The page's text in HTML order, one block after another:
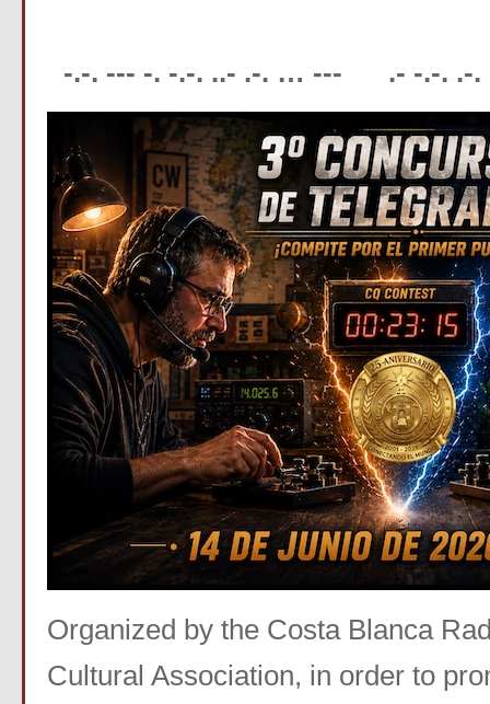
-.-. --- -. -.-. ..- .-. … --- .- -.-.
Organized by the Costa Blanca
Cultural Association, in order to